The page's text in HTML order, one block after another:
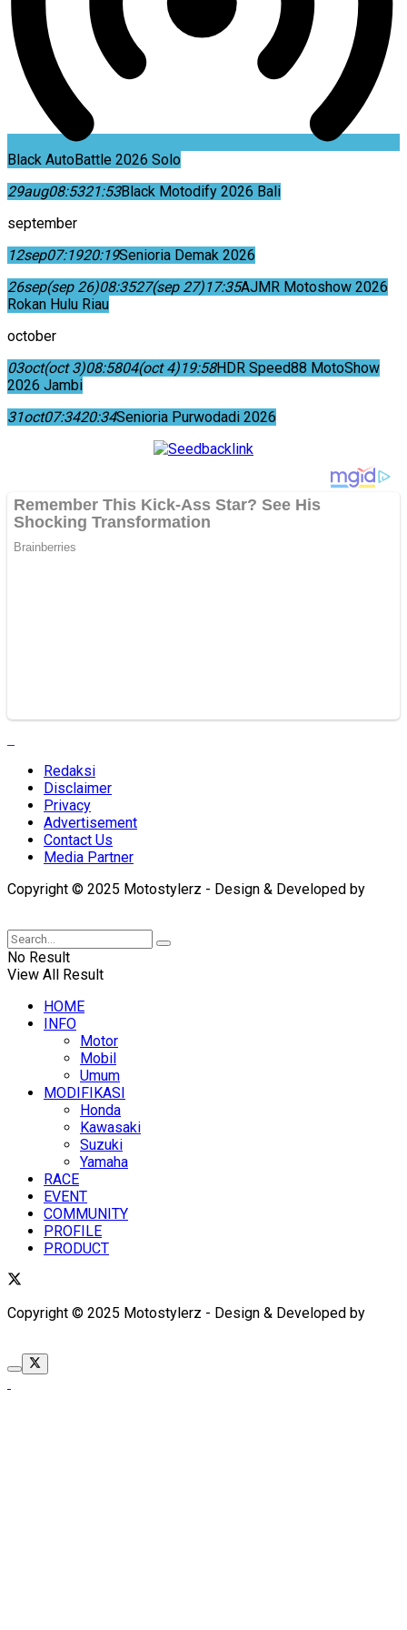
Black AutoBattle 2026 Solo
29aug08:5321:53Black Motodify 2026 Bali
september
12sep07:1920:19Senioria Demak 2026
26sep(sep 26)08:3527(sep 27)17:35AJMR Motoshow 2026
Rokan Hulu Riau
october
03oct(oct 3)08:5804(oct 4)19:58HDR Speed88 MotoShow
2026 Jambi
31oct07:3420:34Senioria Purwodadi 2026
Redaksi
Disclaimer
Privacy
Advertisement
Contact Us
Media Partner
Copyright © 2025 Motostylerz - Design & Developed by
No Result
View All Result
HOME
INFO
Motor
Mobil
Umum
MODIFIKASI
Honda
Kawasaki
Suzuki
Yamaha
RACE
EVENT
COMMUNITY
PROFILE
PRODUCT
Copyright © 2025 Motostylerz - Design & Developed by